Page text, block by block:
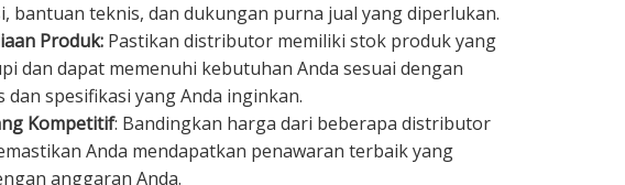
bantuan teknis, dan dukungan purna jual yang diperlukan.
Produk: Pastikan distributor memiliki stok produk yang
dan dapat memenuhi kebutuhan Anda sesuai dengan
dan spesifikasi yang Anda inginkan.
Kompetitif: Bandingkan harga dari beberapa distributor
Anda mendapatkan penawaran terbaik yang
anggaran Anda.